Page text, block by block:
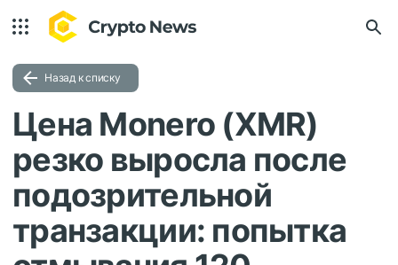
Назад к списку
Цена Monero (XMR)
резко выросла после
подозрительной
транзакции: попытка